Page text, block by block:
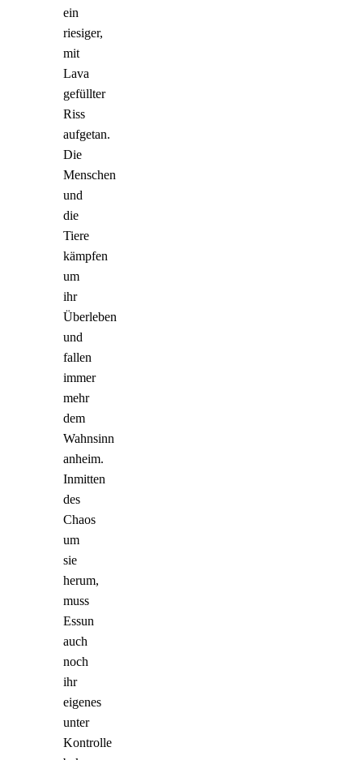
ein
riesiger,
mit
Lava
gefüllter
Riss
aufgetan.
Die
Menschen
und
die
Tiere
kämpfen
um
ihr
Überleben
und
fallen
immer
mehr
dem
Wahnsinn
anheim.
Inmitten
des
Chaos
um
sie
herum,
muss
Essun
auch
noch
ihr
eigenes
unter
Kontrolle